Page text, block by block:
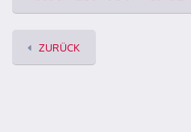
ZURÜCK